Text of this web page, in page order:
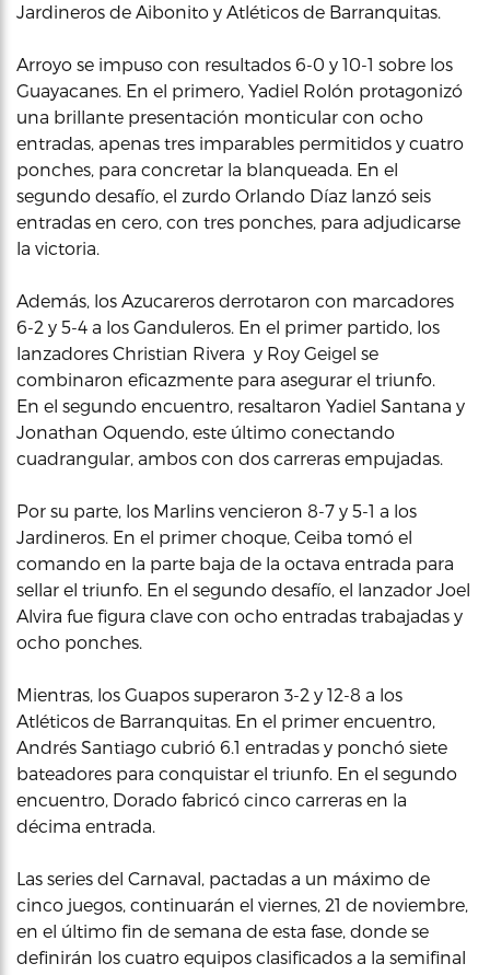
Jardineros de Aibonito y Atléticos de Barranquitas.
Arroyo se impuso con resultados 6-0 y 10-1 sobre los
Guayacanes. En el primero, Yadiel Rolón protagonizó
una brillante presentación monticular con ocho
entradas, apenas tres imparables permitidos y cuatro
ponches, para concretar la blanqueada. En el
segundo desafío, el zurdo Orlando Díaz lanzó seis
entradas en cero, con tres ponches, para adjudicarse
la victoria.
Además, los Azucareros derrotaron con marcadores
6-2 y 5-4 a los Ganduleros. En el primer partido, los
lanzadores Christian Rivera y Roy Geigel se
combinaron eficazmente para asegurar el triunfo.
En el segundo encuentro, resaltaron Yadiel Santana y
Jonathan Oquendo, este último conectando
cuadrangular, ambos con dos carreras empujadas.
Por su parte, los Marlins vencieron 8-7 y 5-1 a los
Jardineros. En el primer choque, Ceiba tomó el
comando en la parte baja de la octava entrada para
sellar el triunfo. En el segundo desafío, el lanzador Joel
Alvira fue figura clave con ocho entradas trabajadas y
ocho ponches.
Mientras, los Guapos superaron 3-2 y 12-8 a los
Atléticos de Barranquitas. En el primer encuentro,
Andrés Santiago cubrió 6.1 entradas y ponchó siete
bateadores para conquistar el triunfo. En el segundo
encuentro, Dorado fabricó cinco carreras en la
décima entrada.
Las series del Carnaval, pactadas a un máximo de
cinco juegos, continuarán el viernes, 21 de noviembre,
en el último fin de semana de esta fase, donde se
definirán los cuatro equipos clasificados a la semifinal